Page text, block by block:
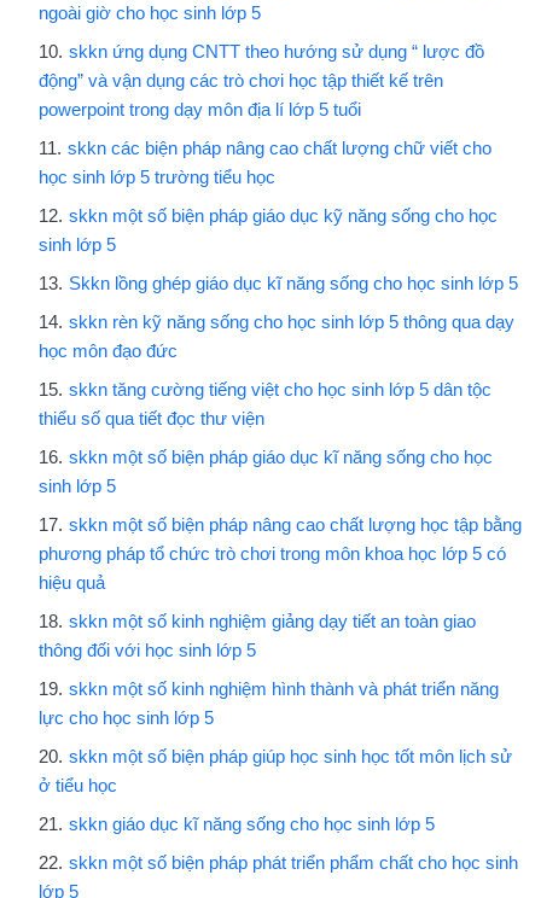
ngoài giờ cho học sinh lớp 5
skkn ứng dụng CNTT theo hướng sử dụng “ lược đồ
động” và vận dụng các trò chơi học tập thiết kế trên
powerpoint trong dạy môn địa lí lớp 5 tuổi
skkn các biện pháp nâng cao chất lượng chữ viết cho
học sinh lớp 5 trường tiểu học
skkn một số biện pháp giáo dục kỹ năng sống cho học
sinh lớp 5
Skkn lồng ghép giáo dục kĩ năng sống cho học sinh lớp 5
skkn rèn kỹ năng sống cho học sinh lớp 5 thông qua dạy
học môn đạo đức
skkn tăng cường tiếng việt cho học sinh lớp 5 dân tộc
thiểu số qua tiết đọc thư viện
skkn một số biện pháp giáo dục kĩ năng sống cho học
sinh lớp 5
skkn một số biện pháp nâng cao chất lượng học tập bằng
phương pháp tổ chức trò chơi trong môn khoa học lớp 5 có
hiệu quả
skkn một số kinh nghiệm giảng dạy tiết an toàn giao
thông đối với học sinh lớp 5
skkn một số kinh nghiệm hình thành và phát triển năng
lực cho học sinh lớp 5
skkn một số biện pháp giúp học sinh học tốt môn lịch sử
ở tiểu học
skkn giáo dục kĩ năng sống cho học sinh lớp 5
skkn một số biện pháp phát triển phẩm chất cho học sinh
lớp 5